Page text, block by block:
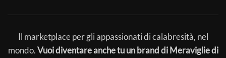
Il marketplace per gli appassionati di calabresità, nel
mondo.Vuoi diventare anche tu un brand di Meraviglie di